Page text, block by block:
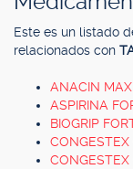
Este es un listado
relacionados con
ANACIN MAX
ASPIRINA
BIOGRIP
CONGESTEX
CONGESTEX